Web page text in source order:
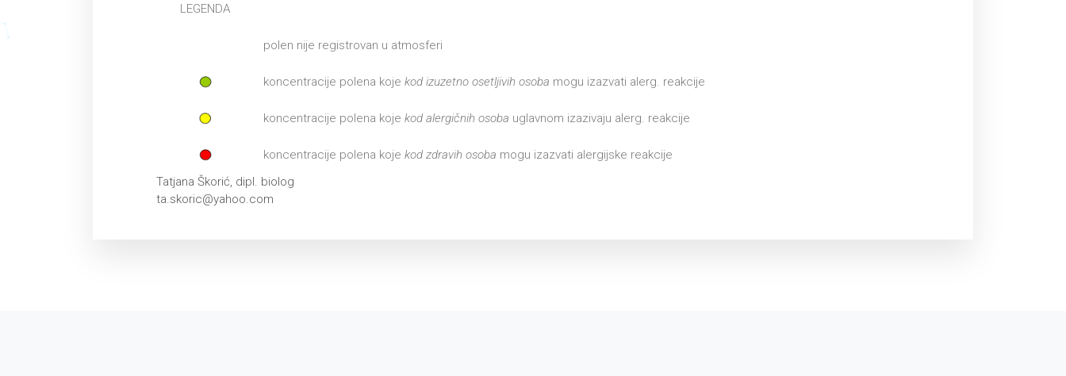
LEGENDA
polen nije registrovan u atmosferi
koncentracije polena koje kod izuzetno osetljivih osoba mogu izazvati alerg. reakcije
koncentracije polena koje kod alergičnih osoba uglavnom izazivaju alerg. reakcije
koncentracije polena koje kod zdravih osoba mogu izazvati alergijske reakcije
Tatjana Škorić, dipl. biolog
ta.skoric@yahoo.com